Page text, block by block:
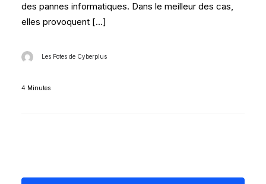
des pannes informatiques. Dans le meilleur des cas,
elles provoquent […]
Les Potes de Cyberplus
4 Minutes